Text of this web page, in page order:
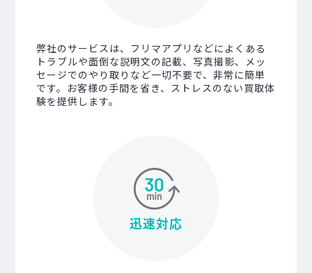
弊社のサービスは、フリマアプリなどによくある
トラブルや面倒な説明文の記載、写真撮影、メッ
セージでのやり取りなど一切不要で、非常に簡単
です。お客様の手間を省き、ストレスのない買取体
験を提供します。
迅速対応